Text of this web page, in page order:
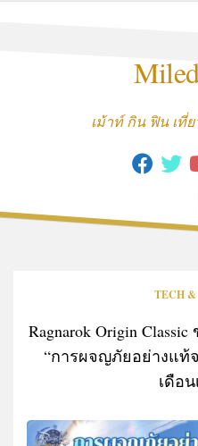
เม้าท์ กิน ฟิน เที่
TECH
Ragnarok Origin
“การผจญภัยอย่างแท้
เดือ